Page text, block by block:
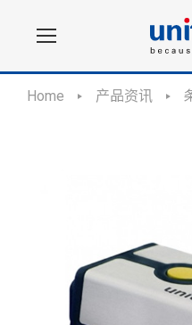
Home 产品资讯